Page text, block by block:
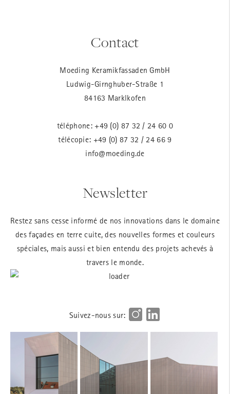
Contact
Moeding Keramikfassaden GmbH
Ludwig-Girnghuber-Straße 1
84163 Marklkofen
téléphone: +49 (0) 87 32 / 24 60 0
télécopie: +49 (0) 87 32 / 24 66 9
info@moeding.de
Newsletter
Restez sans cesse informé de nos innovations dans le domaine
des façades en terre cuite, des nouvelles formes et couleurs
spéciales, mais aussi et bien entendu des projets achevés à
travers le monde.
Suivez-nous sur: